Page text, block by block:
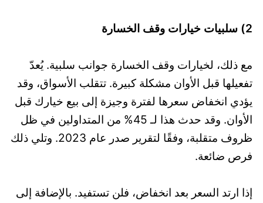
2) سلبيات خيارات وقف الخسارة
مع ذلك، لخيارات وقف الخسارة جوانب سلبية. يُعدّ
تفعيلها قبل الأوان مشكلة كبيرة. تتقلب الأسواق، وقد
يؤدي انخفاض سعرها لفترة وجيزة إلى بيع خيارك قبل
الأوان. وقد حدث هذا لـ 45% من المتداولين في ظل
ظروف متقلبة، وفقًا لتقرير صدر عام 2023. وتلي ذلك
فرص ضائعة.
إذا ارتد السعر بعد انخفاض، فلن تستفيد. بالإضافة إلى